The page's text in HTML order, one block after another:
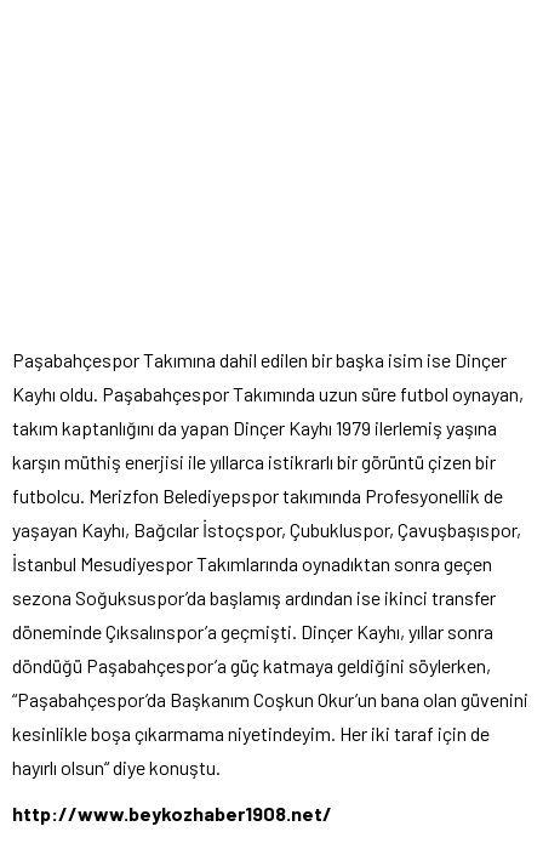
Paşabahçespor Takımına dahil edilen bir başka isim ise Dinçer
Kayhı oldu. Paşabahçespor Takımında uzun süre futbol oynayan,
takım kaptanlığını da yapan Dinçer Kayhı 1979 ilerlemiş yaşına
karşın müthiş enerjisi ile yıllarca istikrarlı bir görüntü çizen bir
futbolcu. Merizfon Belediyepspor takımında Profesyonellik de
yaşayan Kayhı, Bağcılar İstoçspor, Çubukluspor, Çavuşbaşıspor,
İstanbul Mesudiyespor Takımlarında oynadıktan sonra geçen
sezona Soğuksuspor’da başlamış ardından ise ikinci transfer
döneminde Çıksalınspor’a geçmişti. Dinçer Kayhı, yıllar sonra
döndüğü Paşabahçespor’a güç katmaya geldiğini söylerken,
“Paşabahçespor’da Başkanım Coşkun Okur’un bana olan güvenini
kesinlikle boşa çıkarmama niyetindeyim. Her iki taraf için de
hayırlı olsun“ diye konuştu.
http://www.beykozhaber1908.net/